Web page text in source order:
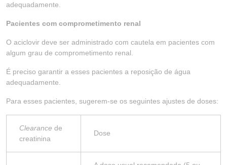
adequadamente.
Pacientes com comprometimento renal
O aciclovir deve ser administrado com cautela em pacientes com
algum grau de comprometimento renal.
É preciso garantir a esses pacientes a reposição de água
adequadamente.
Para esses pacientes, sugerem-se os seguintes ajustes de doses:
Clearance de
creatinina
Dose